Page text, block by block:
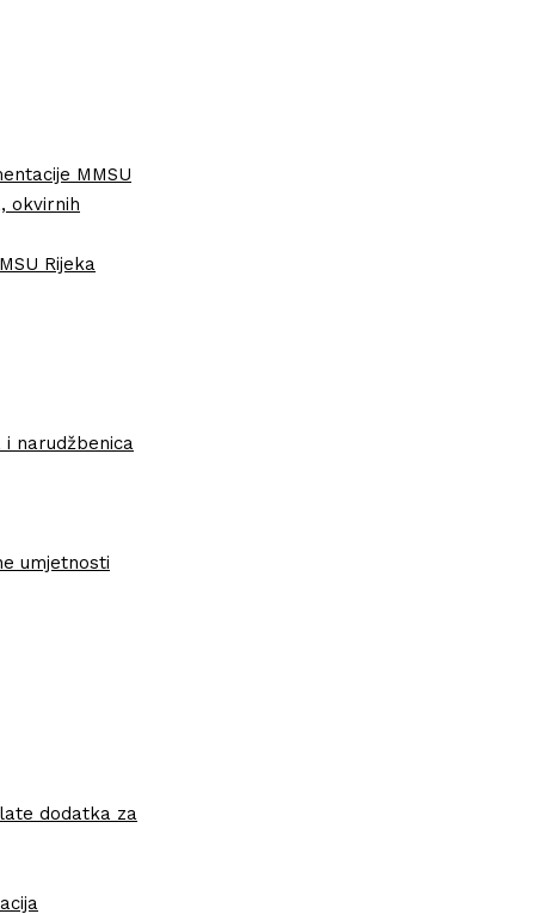
MMSU
okvirnih
Rijeka
narudžbenica
umjetnosti
dodatka za